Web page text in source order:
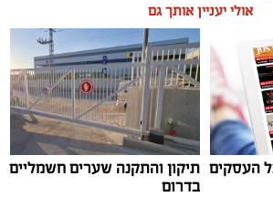
אולי יעניין אותך גם
העסקים תיקון והתקנה שערים חשמליים
בדרום